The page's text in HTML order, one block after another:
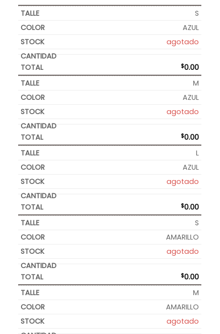
S
AZUL
agotado
$0.00
M
AZUL
agotado
$0.00
L
AZUL
agotado
$0.00
S
AMARILLO
agotado
$0.00
M
AMARILLO
agotado